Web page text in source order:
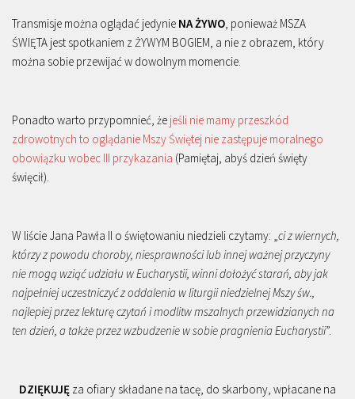
Transmisje można oglądać jedynie NA ŻYWO , ponieważ MSZA
ŚWIĘTA jest spotkaniem z ŻYWYM BOGIEM, a nie z obrazem, który
można sobie przewijać w dowolnym momencie.
Ponadto warto przypomnieć, że jeśli nie mamy przeszkód
zdrowotnych to oglądanie Mszy Świętej nie zastępuje moralnego
obowiązku wobec III przykazania (Pamiętaj, abyś dzień święty
święcił).
W liście Jana Pawła II o świętowaniu niedzieli czytamy: „ ci z wiernych,
którzy z powodu choroby, niesprawności lub innej ważnej przyczyny
nie mogą wziąć udziału w Eucharystii, winni dołożyć starań, aby jak
najpełniej uczestniczyć z oddalenia w liturgii niedzielnej Mszy św.,
najlepiej przez lekturę czytań i modlitw mszalnych przewidzianych na
ten dzień, a także przez wzbudzenie w sobie pragnienia Eucharystii”.
DZIĘKUJĘ za ofiary składane na tacę, do skarbony, wpłacane na